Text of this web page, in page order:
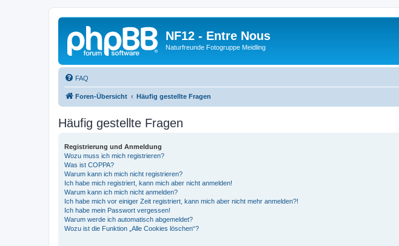
NF12 - Entre Nous
Naturfreunde Fotogruppe Meidling
FAQ
Foren-Übersicht Häufig gestellte Fragen
Häufig gestellte Fragen
Registrierung und Anmeldung
Wozu muss ich mich registrieren?
Was ist COPPA?
Warum kann ich mich nicht registrieren?
Ich habe mich registriert, kann mich aber nicht anmelden!
Warum kann ich mich nicht anmelden?
Ich habe mich vor einiger Zeit registriert, kann mich aber nicht mehr anmelden?!
Ich habe mein Passwort vergessen!
Warum werde ich automatisch abgemeldet?
Wozu ist die Funktion „Alle Cookies löschen“?